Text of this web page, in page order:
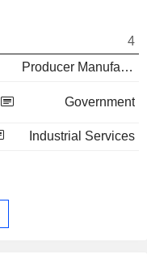
4
Producer Manufacturing
Government
Industrial Services